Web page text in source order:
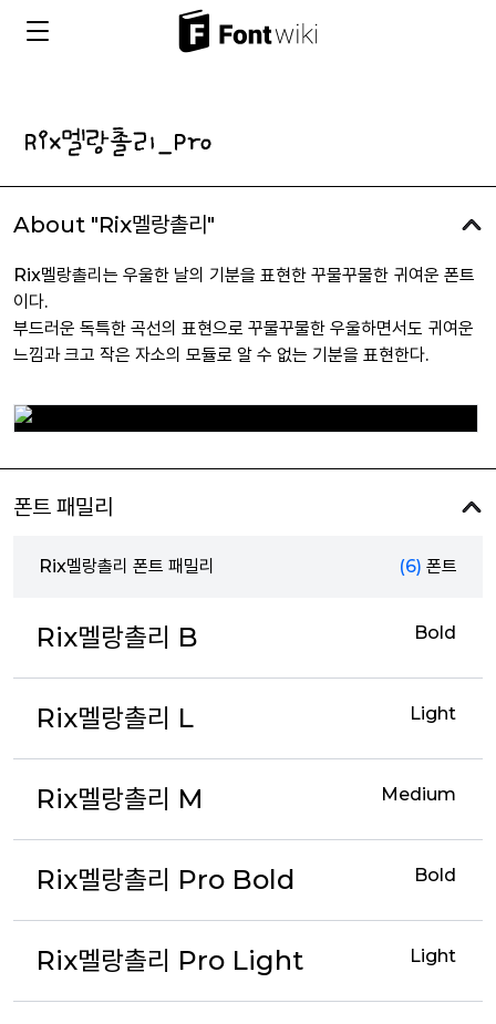
About "Rix멜랑촐리"
Rix멜랑촐리는 우울한 날의 기분을 표현한 꾸물꾸물한 귀여운 폰트
이다.
부드러운 독특한 곡선의 표현으로 꾸물꾸물한 우울하면서도 귀여운
느낌과 크고 작은 자소의 모듈로 알 수 없는 기분을 표현한다.
폰트 패밀리
Rix멜랑촐리 폰트 패밀리 (6) 폰트
Rix멜랑촐리 B Bold
Rix멜랑촐리 L Light
Rix멜랑촐리 M Medium
Rix멜랑촐리 Pro Bold Bold
Rix멜랑촐리 Pro Light Light